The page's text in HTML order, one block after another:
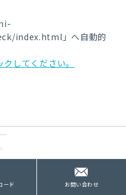
index.html」へ自動的
してください。
ード お問い合わせ